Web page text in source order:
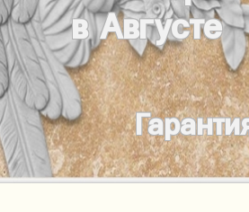
в Августе